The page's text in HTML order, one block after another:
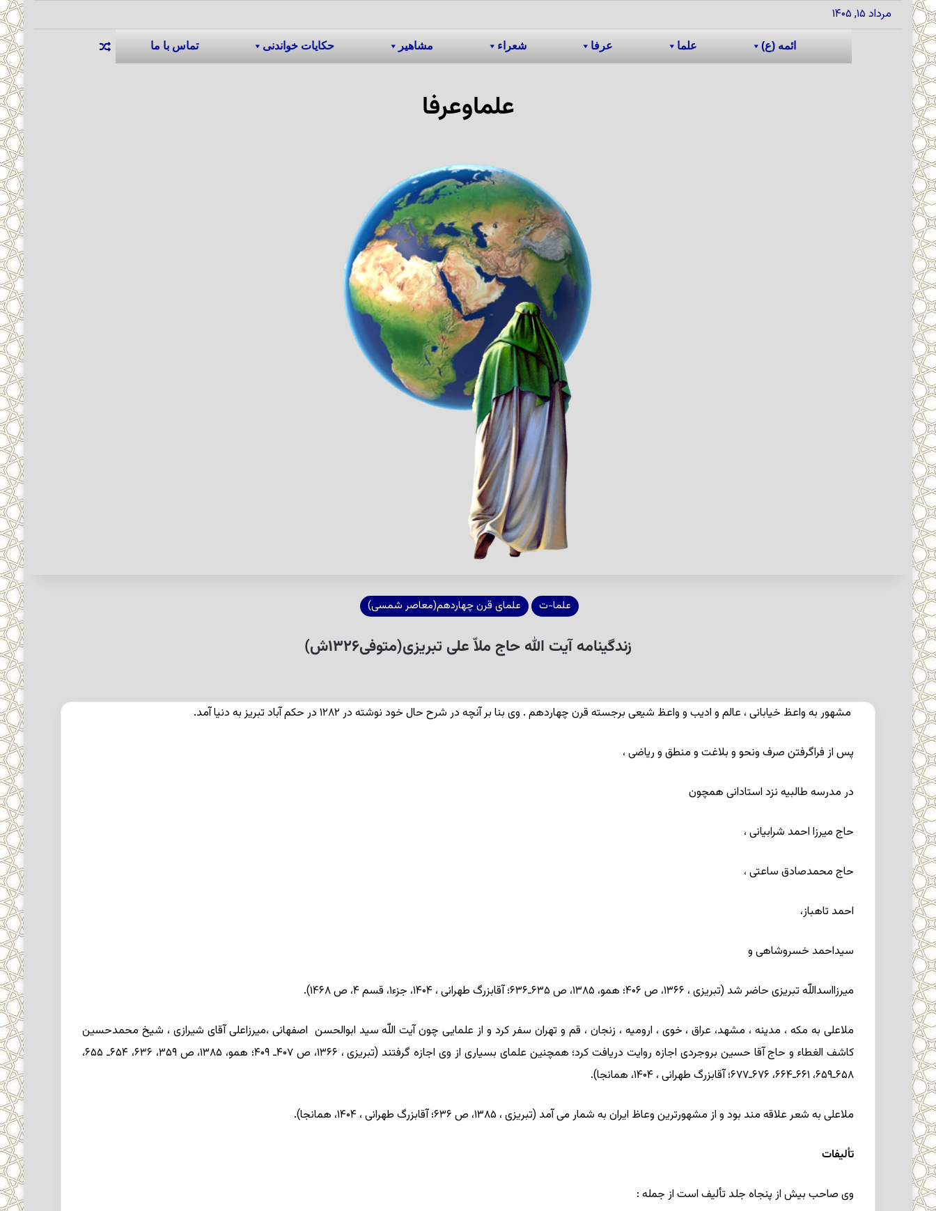
مرداد ۱۵, ۱۴۰۵
ائمه (ع) علما عرفا شعراء مشاهیر حکایات خواندنی تماس با ما نوشته تصادفی
علماوعرفا
علما-ت علمای قرن چهاردهم(معاصر شمسی)
زندگینامه آیت الله حاج ملاّ علی تبریزی(متوفی۱۳۲۶ش)
مشهور به واعظ خیابانی ، عالم و ادیب و واعظ شیعی برجسته قرن چهاردهم . وی بنا بر آنچه در شرح حال خود نوشته در ۱۲۸۲ در حکم آباد تبریز به دنیا آمد.
پس از فراگرفتن صرف ونحو و بلاغت و منطق و ریاضی ،
در مدرسه طالبیه نزد استادانی همچون
حاج میرزا احمد شرابیانی ،
حاج محمدصادق ساعتی ،
احمد تاهباز،
سیداحمد خسروشاهی و
میرزااسداللّه تبریزی حاضر شد (تبریزی ، ۱۳۶۶، ص ۴۰۶؛ همو، ۱۳۸۵، ص ۶۳۵ـ۶۳۶؛ آقابزرگ طهرانی ، ۱۴۰۴، جزء۱، قسم ۴، ص ۱۴۶۸).
ملاعلی به مکه ، مدینه ، مشهد، عراق ، خوی ، ارومیه ، زنجان ، قم و تهران سفر کرد و از علمایی چون آیت اللّه سید ابوالحسن اصفهانی ،میرزاعلی آقای شیرازی ، شیخ محمدحسین
کاشف الغطاء و حاج آقا حسین بروجردی اجازه روایت دریافت کرد؛ همچنین علمای بسیاری از وی اجازه گرفتند (تبریزی ، ۱۳۶۶، ص ۴۰۷ـ ۴۰۹؛ همو، ۱۳۸۵، ص ۳۵۹، ۶۳۶، ۶۵۴ـ ۶۵۵،
۶۵۸ـ۶۵۹، ۶۶۱ـ۶۶۴، ۶۷۶ـ۶۷۷؛ آقابزرگ طهرانی ، ۱۴۰۴، همانجا).
ملاعلی به شعر علاقه مند بود و از مشهورترین وعاظ ایران به شمار می آمد (تبریزی ، ۱۳۸۵، ص ۶۳۶؛ آقابزرگ طهرانی ، ۱۴۰۴، همانجا).
تألیفات
وی صاحب بیش از پنجاه جلد تألیف است از جمله :